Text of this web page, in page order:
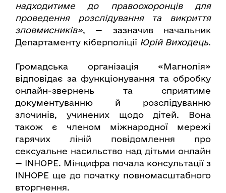
надходитиме до правоохоронців для
проведення розслідування та викриття
зловмисників», — зазначив начальник
Департаменту кіберполіції Юрій Виходець.
Громадська організація «Магнолія»
відповідає за функціонування та обробку
онлайн-звернень та сприятиме
документуванню й розслідуванню
злочинів, учинених щодо дітей. Вона
також є членом міжнародної мережі
гарячих ліній повідомлення про
сексуальне насильство над дітьми онлайн
— INHOPE. Мінцифра почала консультації з
INHOPE ще до початку повномасштабного
вторгнення.